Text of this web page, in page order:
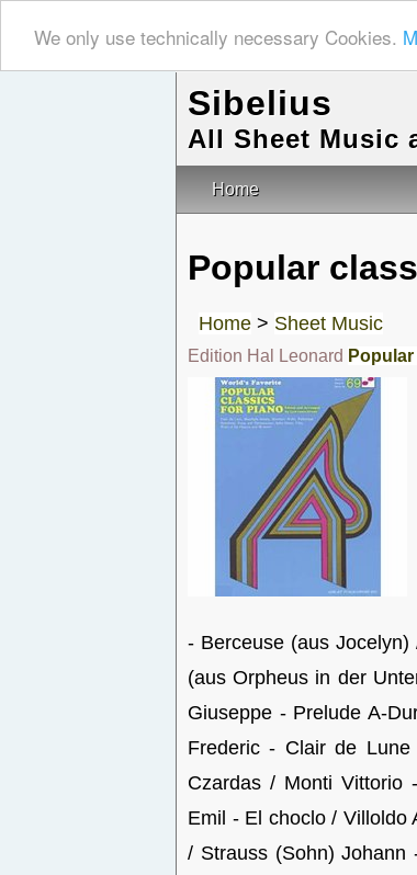
We only use technically necessary Cookies.
Sibelius
All Sheet Music
Home
Popular
Home > Sheet Music
Edition Hal Leonard
- Berceuse (aus
(aus Orpheus in der
Giuseppe - Prelude A-
Frederic - Clair de
Czardas / Monti Vittorio
Emil - El choclo / Villoldo
/ Strauss (Sohn)